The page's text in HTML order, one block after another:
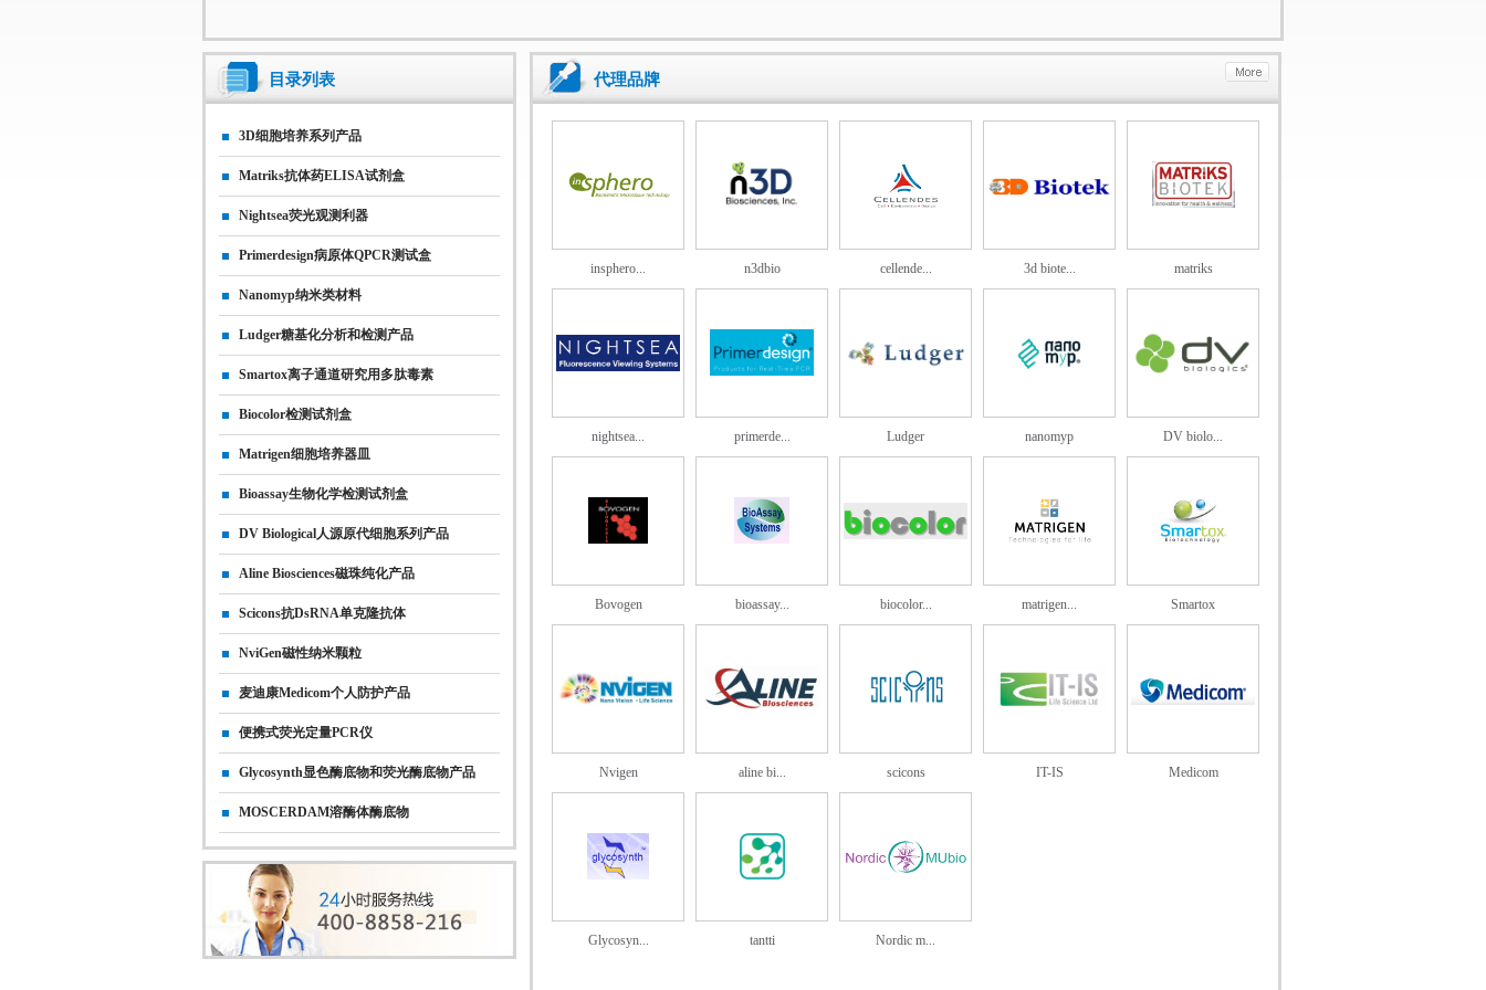
目录列表
3D细胞培养系列产品
Matriks抗体药ELISA试剂盒
Nightsea荧光观测利器
Primerdesign病原体qPCR测试盒
Nanomyp纳米类材料
Ludger糖基化分析和检测产品
Smartox离子通道研究用多肽毒素
Biocolor检测试剂盒
Matrigen细胞培养器皿
Bioassay生物化学检测试剂盒
DV Biological人源原代细胞系列产品
Aline Biosciences磁珠纯化产品
Scicons抗dsRNA单克隆抗体
NviGen磁性纳米颗粒
麦迪康Medicom个人防护产品
便携式荧光定量PCR仪
Glycosynth显色酶底物和荧光酶底物产品
MOSCERDAM溶酶体酶底物
代理品牌
insphero... n3dbio cellende... 3d biote... matriks
nightsea... primerde... Ludger nanomyp DV biolo...
Bovogen bioassay... biocolor... matrigen... Smartox
Nvigen aline bi... scicons IT-IS Medicom
Glycosyn... tantti Nordic m...